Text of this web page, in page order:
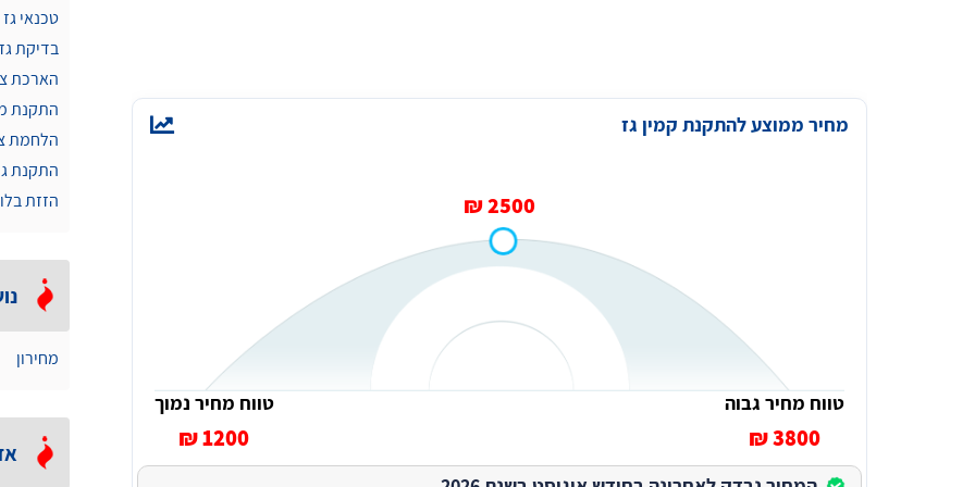
מחיר ממוצע להתקנת קמין גז
2500 ₪
טווח מחיר גבוה
3800 ₪
טווח מחיר נמוך
1200 ₪
טכנאי
בדיקת
הארכת
התקנת
הלחמת
התקנת
הזזת
מחירון